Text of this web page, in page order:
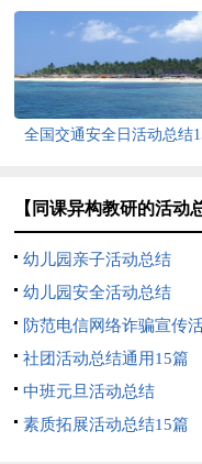
全国交通安全日活动总结
【同课异构教研的活动
幼儿园亲子活动总结
幼儿园安全活动总结
防范电信网络诈骗宣传
结社团活动总结通用15篇
中班元旦活动总结
素质拓展活动总结15篇